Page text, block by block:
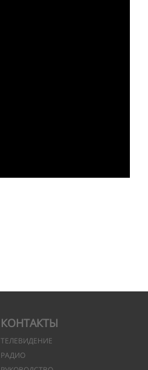
КОНТАКТЫ
ТЕЛЕВИДЕНИЕ
РАДИО